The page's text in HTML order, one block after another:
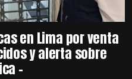
en Lima por venta
y alerta sobre
–